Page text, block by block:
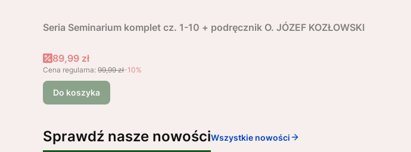
Seria Seminarium komplet cz. 1-10 + podręcznik O. JÓZEF KOZŁOWSKI
Cena promocyjna
89,99 zł
Cena regularna: 99,99 zł-10%
Do koszyka
Sprawdź nasze nowościWszystkie nowości